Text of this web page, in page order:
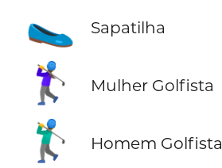
🥿 Sapatilha
🏌️‍♀️ Mulher Golfista
🏌️‍♂️ Homem Golfista